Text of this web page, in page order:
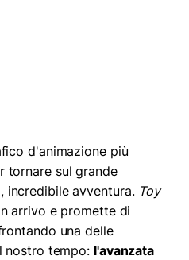
d'animazione più
tornare sul grande
incredibile avventura. Toy
arrivo e promette di
una delle
nostro tempo: l'avanzata